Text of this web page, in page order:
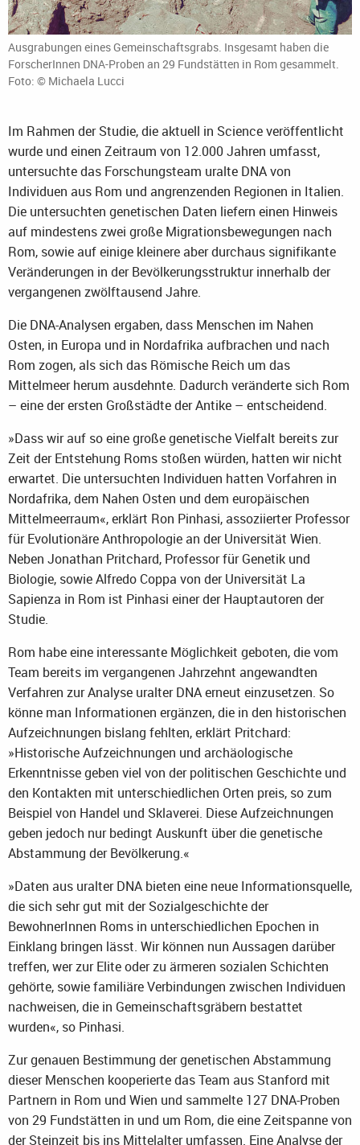
Ausgrabungen eines Gemeinschaftsgrabs. Insgesamt haben die
ForscherInnen DNA-Proben an 29 Fundstätten in Rom gesammelt.
Foto: © Michaela Lucci
Im Rahmen der Studie, die aktuell in Science veröffentlicht
wurde und einen Zeitraum von 12.000 Jahren umfasst,
untersuchte das Forschungsteam uralte DNA von
Individuen aus Rom und angrenzenden Regionen in Italien.
Die untersuchten genetischen Daten liefern einen Hinweis
auf mindestens zwei große Migrationsbewegungen nach
Rom, sowie auf einige kleinere aber durchaus signifikante
Veränderungen in der Bevölkerungsstruktur innerhalb der
vergangenen zwölftausend Jahre.
Die DNA-Analysen ergaben, dass Menschen im Nahen
Osten, in Europa und in Nordafrika aufbrachen und nach
Rom zogen, als sich das Römische Reich um das
Mittelmeer herum ausdehnte. Dadurch veränderte sich Rom
– eine der ersten Großstädte der Antike – entscheidend.
»Dass wir auf so eine große genetische Vielfalt bereits zur
Zeit der Entstehung Roms stoßen würden, hatten wir nicht
erwartet. Die untersuchten Individuen hatten Vorfahren in
Nordafrika, dem Nahen Osten und dem europäischen
Mittelmeerraum«, erklärt Ron Pinhasi, assoziierter Professor
für Evolutionäre Anthropologie an der Universität Wien.
Neben Jonathan Pritchard, Professor für Genetik und
Biologie, sowie Alfredo Coppa von der Universität La
Sapienza in Rom ist Pinhasi einer der Hauptautoren der
Studie.
Rom habe eine interessante Möglichkeit geboten, die vom
Team bereits im vergangenen Jahrzehnt angewandten
Verfahren zur Analyse uralter DNA erneut einzusetzen. So
könne man Informationen ergänzen, die in den historischen
Aufzeichnungen bislang fehlten, erklärt Pritchard:
»Historische Aufzeichnungen und archäologische
Erkenntnisse geben viel von der politischen Geschichte und
den Kontakten mit unterschiedlichen Orten preis, so zum
Beispiel von Handel und Sklaverei. Diese Aufzeichnungen
geben jedoch nur bedingt Auskunft über die genetische
Abstammung der Bevölkerung.«
»Daten aus uralter DNA bieten eine neue Informationsquelle,
die sich sehr gut mit der Sozialgeschichte der
BewohnerInnen Roms in unterschiedlichen Epochen in
Einklang bringen lässt. Wir können nun Aussagen darüber
treffen, wer zur Elite oder zu ärmeren sozialen Schichten
gehörte, sowie familiäre Verbindungen zwischen Individuen
nachweisen, die in Gemeinschaftsgräbern bestattet
wurden«, so Pinhasi.
Zur genauen Bestimmung der genetischen Abstammung
dieser Menschen kooperierte das Team aus Stanford mit
Partnern in Rom und Wien und sammelte 127 DNA-Proben
von 29 Fundstätten in und um Rom, die eine Zeitspanne von
der Steinzeit bis ins Mittelalter umfassen. Eine Analyse der